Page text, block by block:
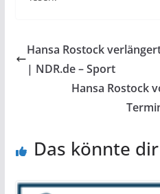
Hansa Rostock
| NDR.de – Sport
Hansa Rostock
Das könnte